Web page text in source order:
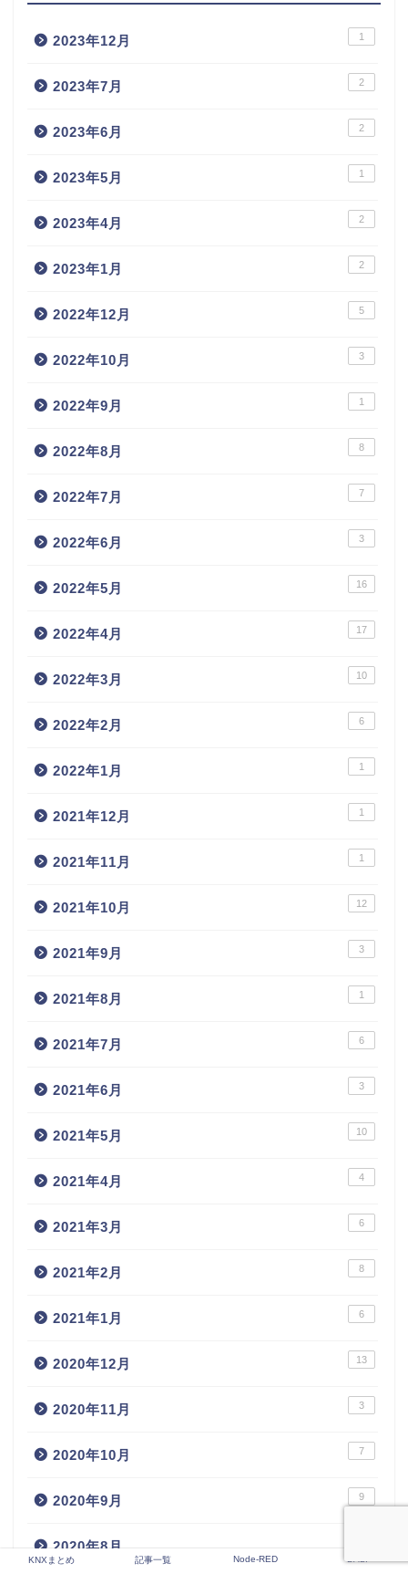
2023年12月 1
2023年7月 2
2023年6月 2
2023年5月 1
2023年4月 2
2023年1月 2
2022年12月 5
2022年10月 3
2022年9月 1
2022年8月 8
2022年7月 7
2022年6月 3
2022年5月 16
2022年4月 17
2022年3月 10
2022年2月 6
2022年1月 1
2021年12月 1
2021年11月 1
2021年10月 12
2021年9月 3
2021年8月 1
2021年7月 6
2021年6月 3
2021年5月 10
2021年4月 4
2021年3月 6
2021年2月 8
2021年1月 6
2020年12月 13
2020年11月 3
2020年10月 7
2020年9月 9
2020年8月
KNXまとめ 記事一覧 Node-RED